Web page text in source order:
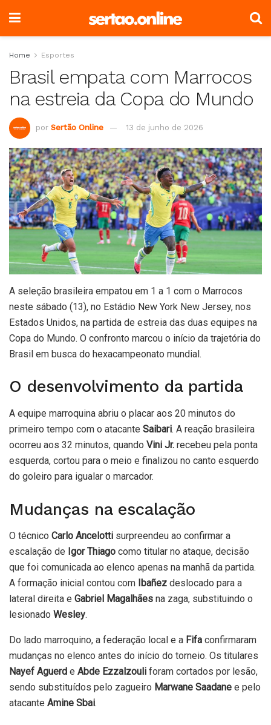
Home Esportes
Brasil empata com Marrocos
na estreia da Copa do Mundo
por Sertão Online 13 de junho de 2026
A seleção brasileira empatou em 1 a 1 com o Marrocos
neste sábado (13), no Estádio New York New Jersey, nos
Estados Unidos, na partida de estreia das duas equipes na
Copa do Mundo. O confronto marcou o início da trajetória do
Brasil em busca do hexacampeonato mundial.
O desenvolvimento da partida
A equipe marroquina abriu o placar aos 20 minutos do
primeiro tempo com o atacante Saibari. A reação brasileira
ocorreu aos 32 minutos, quando Vini Jr. recebeu pela ponta
esquerda, cortou para o meio e finalizou no canto esquerdo
do goleiro para igualar o marcador.
Mudanças na escalação
O técnico Carlo Ancelotti surpreendeu ao confirmar a
escalação de Igor Thiago como titular no ataque, decisão
que foi comunicada ao elenco apenas na manhã da partida.
A formação inicial contou com
Ibañez deslocado para a
lateral direita e Gabriel Magalhães na zaga, substituindo o
lesionado Wesley.
Do lado marroquino, a federação local e a Fifa confirmaram
mudanças no elenco antes do início do torneio. Os titulares
Nayef Aguerd e Abde Ezzalzouli foram cortados por lesão,
sendo substituídos pelo zagueiro Marwane Saadane e pelo
atacante Amine Sbai.